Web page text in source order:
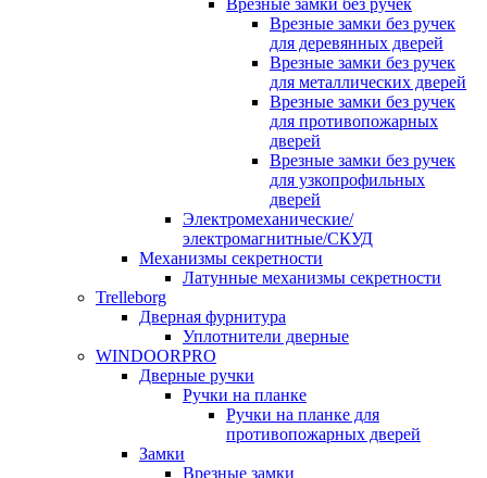
Врезные замки без ручек
Врезные замки без ручек
для деревянных дверей
Врезные замки без ручек
для металлических дверей
Врезные замки без ручек
для противопожарных
дверей
Врезные замки без ручек
для узкопрофильных
дверей
Электромеханические/
электромагнитные/СКУД
Механизмы секретности
Латунные механизмы секретности
Trelleborg
Дверная фурнитура
Уплотнители дверные
WINDOORPRO
Дверные ручки
Ручки на планке
Ручки на планке для
противопожарных дверей
Замки
Врезные замки